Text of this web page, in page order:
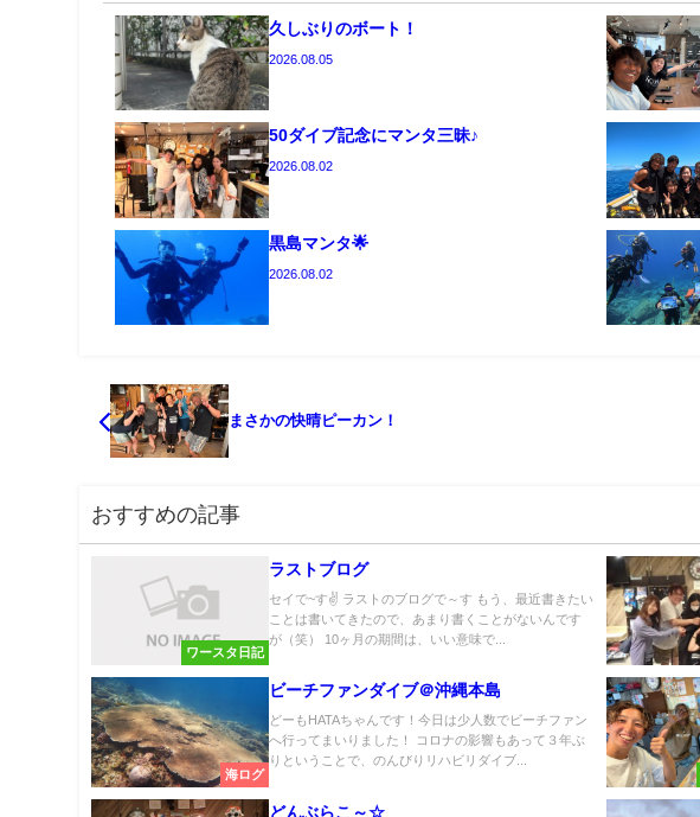
久しぶりのボート！
2026.08.05
50ダイブ記念にマンタ三昧♪
2026.08.02
黒島マンタ🌟
2026.08.02
まさかの快晴ピーカン！
おすすめの記事
ワースタ日記
ラストブログ
セイで~す✌ ラストのブログで～す もう、最近書きたい
ことは書いてきたので、あまり書くことがないんです
が（笑） 10ヶ月の期間は、いい意味で...
海ログ
ビーチファンダイブ＠沖縄本島
どーもHATAちゃんです！今日は少人数でビーチファン
へ行ってまいりました！ コロナの影響もあって３年ぶ
りということで、のんびりリハビリダイブ...
どんぶらこ～☆